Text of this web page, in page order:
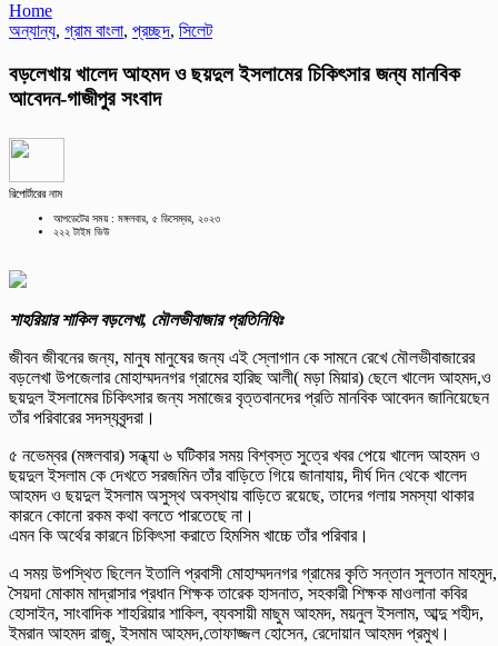
Home
অন্যান্য, গ্রাম বাংলা, প্রচ্ছদ, সিলেট
বড়লেখায় খালেদ আহমদ ও ছয়দুল ইসলামের চিকিৎসার জন্য মানবিক
আবেদন-গাজীপুর সংবাদ
রিপোর্টারের নাম
আপডেটের সময় : মঙ্গলবার, ৫ ডিসেম্বর, ২০২৩
২২২ টাইম ভিউ
শাহরিয়ার শাকিল বড়লেখা, মৌলভীবাজার প্রতিনিধিঃ
জীবন জীবনের জন্য, মানুষ মানুষের জন্য এই স্লোগান কে সামনে রেখে মৌলভীবাজারের
বড়লেখা উপজেলার মোহাম্মদনগর গ্রামের হারিছ আলী( মড়া মিয়ার) ছেলে খালেদ আহমদ,ও
ছয়দুল ইসলামের চিকিৎসার জন্য সমাজের বৃত্তবানদের প্রতি মানবিক আবেদন জানিয়েছেন
তাঁর পরিবারের সদস্যবৃন্দরা।
৫ নভেম্বর (মঙ্গলবার) সন্ধ্যা ৬ ঘটিকার সময় বিশ্বস্ত সুত্রে খবর পেয়ে খালেদ আহমদ ও
ছয়দুল ইসলাম কে দেখতে সরজমিন তাঁর বাড়িতে গিয়ে জানাযায়, দীর্ঘ দিন থেকে খালেদ
আহমদ ও ছয়দুল ইসলাম অসুস্থ অবস্থায় বাড়িতে রয়েছে, তাদের গলায় সমস্যা থাকার
কারনে কোনো রকম কথা বলতে পারতেছে না।
এমন কি অর্থের কারনে চিকিৎসা করাতে হিমসিম খাচ্চে তাঁর পরিবার।
এ সময় উপস্থিত ছিলেন ইতালি প্রবাসী মোহাম্মদনগর গ্রামের কৃতি সন্তান সুলতান মাহমুদ,
সৈয়দা মোকাম মাদ্রাসার প্রধান শিক্ষক তারেক হাসনাত, সহকারী শিক্ষক মাওলানা কবির
হোসাইন, সাংবাদিক শাহরিয়ার শাকিল, ব্যবসায়ী মাছুম আহমদ, ময়নুল ইসলাম, আব্দু শহীদ,
ইমরান আহমদ রাজু, ইসমাম আহমদ,তোফাজ্জল হোসেন, রেদোয়ান আহমদ প্রমুখ।